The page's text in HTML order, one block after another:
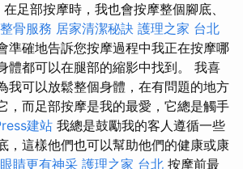
在足部按摩時，我也會按摩整個腳底、
骨服務 居家清潔秘訣 護理之家 台北
準確地告訴您按摩過程中我正在按摩哪
體都可以在腿部的縮影中找到。 我喜
我可以放鬆整個身體，在有問題的地方
，而足部按摩是我的最愛，它總是觸手
建站 我總是鼓勵我的客人遵循一些
，這樣他們也可以幫助他們的健康或康
睛更有神采 護理之家 台北 按摩前最